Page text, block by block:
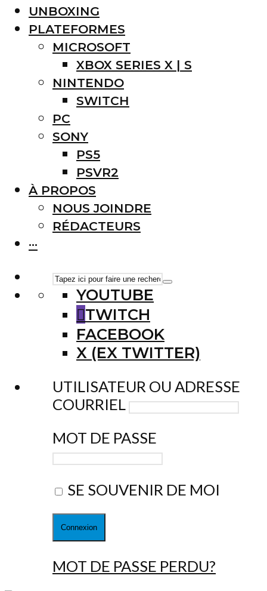
UNBOXING
PLATEFORMES
MICROSOFT
XBOX SERIES X | S
NINTENDO
SWITCH
PC
SONY
PS5
PSVR2
À PROPOS
NOUS JOINDRE
RÉDACTEURS
···
YOUTUBE
TWITCH
FACEBOOK
X (EX TWITTER)
UTILISATEUR OU ADRESSE
COURRIEL
MOT DE PASSE
SE SOUVENIR DE MOI
MOT DE PASSE PERDU?